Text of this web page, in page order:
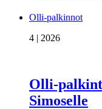
Olli-palkinnot
4 | 2026
Olli-
Simoselle